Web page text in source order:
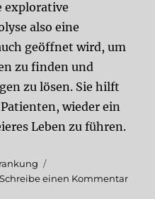
explorative
also eine
geöffnet wird, um
zu finden und
zu lösen. Sie hilft
wieder ein
Leben zu führen.
Schreibe einen Kommentarzu